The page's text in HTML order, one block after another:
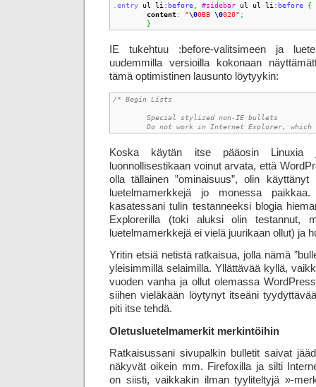
.entry ul li :before #sidebar ul ul li :before {
content: "\00BB \0020" ;
}
IE tukehtuu :before-valitsimeen ja
uudemmilla versioilla kokonaan
tämä optimistinen lausunto löytyykin:
/* Begin Lists
Do not work in Internet Explorer,
Koska käytän itse pääosin Linuxia
luonnollisestikaan voinut arvata, että
olla tällainen ”ominaisuus”, olin
luetelmamerkkejä jo monessa
kasatessani tulin testanneeksi blogia
Explorerilla (toki aluksi olin testannut,
luetelmamerkkejä ei vielä juurikaan ollut) ja
Yritin etsiä netistä ratkaisua, jolla nämä
yleisimmillä selaimilla. Yllättävää kyllä,
vuoden vanha ja ollut olemassa
siihen vieläkään löytynyt itseäni
piti itse tehdä.
Oletusluetelmamerkit merkintöihin
Ratkaisussani sivupalkin bulletit saivat
näkyvät oikein mm. Firefoxilla ja silti
on siisti, vaikkakin ilman tyyliteltyjä »-